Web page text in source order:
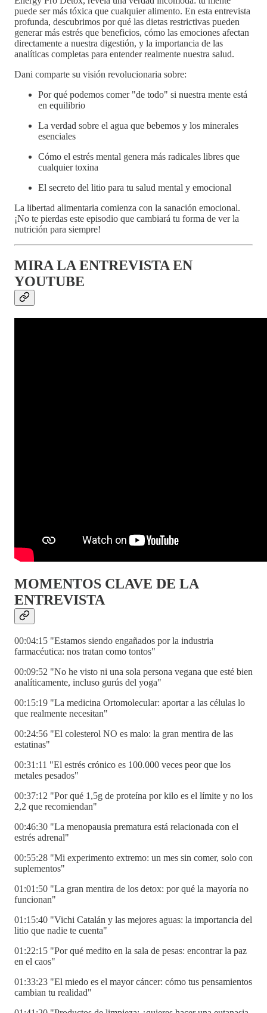
puede ser más tóxica que cualquier alimento. En esta entrevista
profunda, descubrimos por qué las dietas restrictivas pueden
generar más estrés que beneficios, cómo las emociones afectan
directamente a nuestra digestión, y la importancia de las
analíticas completas para entender realmente nuestra salud.
Dani comparte su visión revolucionaria sobre:
Por qué podemos comer "de todo" si nuestra mente está
en equilibrio
La verdad sobre el agua que bebemos y los minerales
esenciales
Cómo el estrés mental genera más radicales libres que
cualquier toxina
El secreto del litio para tu salud mental y emocional
La libertad alimentaria comienza con la sanación emocional.
¡No te pierdas este episodio que cambiará tu forma de ver la
nutrición para siempre!
MIRA LA ENTREVISTA EN
YOUTUBE
MOMENTOS CLAVE DE LA
ENTREVISTA
00:04:15 "Estamos siendo engañados por la industria
farmacéutica: nos tratan como tontos"
00:09:52 "No he visto ni una sola persona vegana que esté bien
analíticamente, incluso gurús del yoga"
00:15:19 "La medicina Ortomolecular: aportar a las células lo
que realmente necesitan"
00:24:56 "El colesterol NO es malo: la gran mentira de las
estatinas"
00:31:11 "El estrés crónico es 100.000 veces peor que los
metales pesados"
00:37:12 "Por qué 1,5g de proteína por kilo es el límite y no los
2,2 que recomiendan"
00:46:30 "La menopausia prematura está relacionada con el
estrés adrenal"
00:55:28 "Mi experimento extremo: un mes sin comer, solo con
suplementos"
01:01:50 "La gran mentira de los detox: por qué la mayoría no
funcionan"
01:15:40 "Vichi Catalán y las mejores aguas: la importancia del
litio que nadie te cuenta"
01:22:15 "Por qué medito en la sala de pesas: encontrar la paz
en el caos"
01:33:23 "El miedo es el mayor cáncer: cómo tus pensamientos
cambian tu realidad"